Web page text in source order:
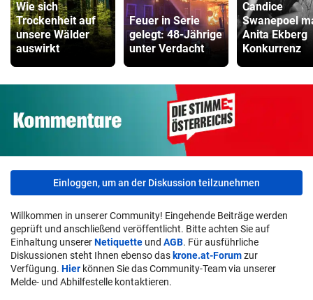
Wie sich
Trockenheit auf
unsere Wälder
auswirkt
Feuer in Serie
gelegt: 48-Jährige
unter Verdacht
Candice
Swanepoel
Anita Ekberg
Konkurrenz
Einloggen, um an der Diskussion teilzunehmen
Willkommen in unserer Community! Eingehende Beiträge werden
geprüft und anschließend veröffentlicht. Bitte achten Sie auf
Einhaltung unsererNetiquette und AGB. Für ausführliche
Diskussionen steht Ihnen ebenso das krone.at-Forumzur
Verfügung. Hier können Sie das Community-Team via unserer
Melde- und Abhilfestelle kontaktieren.